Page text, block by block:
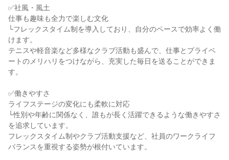
✅社風・風土
仕事も趣味も全力で楽しむ文化
└フレックスタイム制を導入しており、自分のペースで効率よく働
けます。
テニスや軽音楽など多様なクラブ活動も盛んで、仕事とプライベ
ートのメリハリをつけながら、充実した毎日を送ることができま
す。
✅働きやすさ
ライフステージの変化にも柔軟に対応
└性別や年齢に関係なく、誰もが長く活躍できるような働きやすさ
を追求しています。
フレックスタイム制やクラブ活動支援など、社員のワークライフ
バランスを重視する姿勢が根付いています。